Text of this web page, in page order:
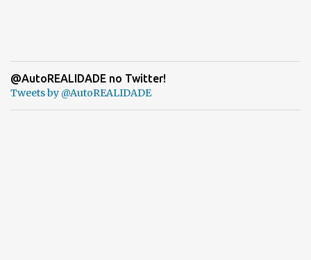
@AutoREALIDADE no Twitter!
Tweets by @AutoREALIDADE